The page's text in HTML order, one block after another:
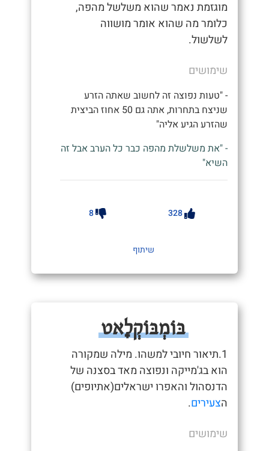
מוגזמת נאמר שהוא משלשל מהפה,
כלומר מה שהוא אומר מושווה
לשלשול.
שימושים
- "טעות נפוצה זה לחשוב שאתה הזרע
שניצח בתחרות, אתה גם 50 אחוז הביצית
שהזרע הגיע אליה"
- "את משלשלת מהפה כבר כל הערב אבל זה
השיא"
328
8
שיתוף
בּוֹמְבּוֹקְלָאט
1.תיאור חיובי למשהו. מילה שמקורה
הוא בג'מייקה ונפוצה מאד בסצנה של
הדנסהול והאפרו ישראלים(אתיופים)
הצעירים.
שימושים